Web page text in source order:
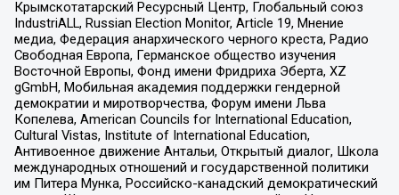
Крымскотатарский Ресурсный Центр, Глобальный союз
IndustriALL, Russian Election Monitor, Article 19, Мнение
медиа, Федерация анархического черного креста, Радио
Свободная Европа, Германское общество изучения
Восточной Европы, Фонд имени Фридриха Эберта, XZ
gGmbH, Мобильная академия поддержки гендерной
демократии и миротворчества, Форум имени Льва
Копелева, American Councils for International Education,
Cultural Vistas, Institute of International Education,
Антивоенное движение Антальи, Открытый диалог, Школа
международных отношений и государственной политики
им Питера Мунка, Российско-канадский демократический